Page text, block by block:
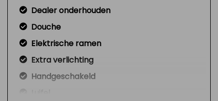
Dealer onderhouden
Douche
Elektrische ramen
Extra verlichting
Handgeschakeld